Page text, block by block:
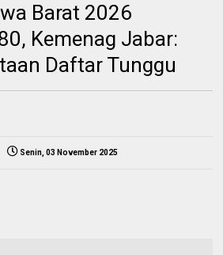
Barat 2026
Kemenag Jabar:
Daftar Tunggu
Senin, 03 November 2025